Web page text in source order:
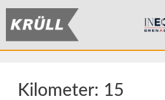
Kilometer: 15